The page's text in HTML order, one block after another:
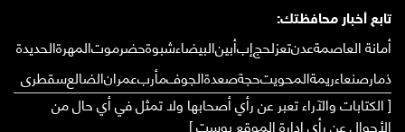
تابع أخبار محافظتك:
أمانة العاصمةعدنتعزلحجإبأبينالبيضاءشبوةحضرموتالمهرةالحديدة
ذمارصنعاءريمةالمحويتحجةصعدةالجوفمأربعمرانالضالعسقطرى
[ الكتابات والآراء تعبر عن رأي أصحابها ولا تمثل في أي حال من
الأحوال عن رأي إدارة الموقع بوست ]